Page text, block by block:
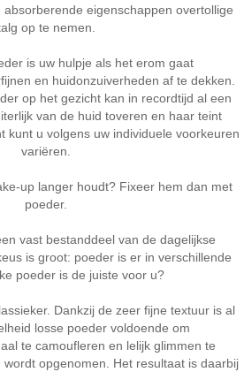
eigenschappen overtollige
op te nemen.
is uw hulpje als het erom gaat
en huidonzuiverheden af te dekken.
op het gezicht kan in recordtijd al een
van de huid toveren en haar teint
kunt u volgens uw individuele voorkeuren
variëren.
up langer houdt? Fixeer hem dan met
poeder.
vast bestanddeel van de dagelijkse
is groot: poeder is er in verschillende
poeder is de juiste voor u?
Dankzij de zeer fijne textuur is al
losse poeder voldoende om
te camoufleren en lelijk glimmen te
opgenomen. Het resultaat is daarbij